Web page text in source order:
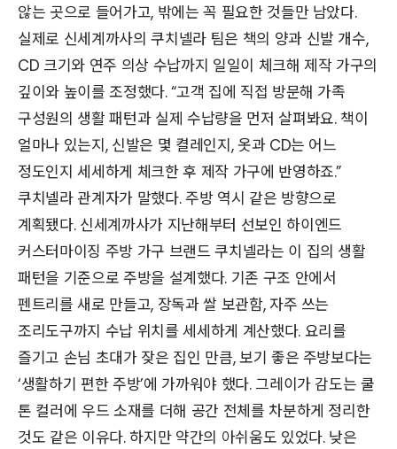
않는 곳으로 들어가고, 밖에는 꼭 필요한 것들만 남았다.
실제로 신세계까사의 쿠치넬라 팀은 책의 양과 신발 개수,
CD 크기와 연주 의상 수납까지 일일이 체크해 제작 가구의
깊이와 높이를 조정했다. “고객 집에 직접 방문해 가족
구성원의 생활 패턴과 실제 수납량을 먼저 살펴봐요. 책이
얼마나 있는지, 신발은 몇 켤레인지, 옷과 CD는 어느
정도인지 세세하게 체크한 후 제작 가구에 반영하죠.”
쿠치넬라 관계자가 말했다. 주방 역시 같은 방향으로
계획됐다. 신세계까사가 지난해부터 선보인 하이엔드
커스터마이징 주방 가구 브랜드 쿠치넬라는 이 집의 생활
패턴을 기준으로 주방을 설계했다. 기존 구조 안에서
펜트리를 새로 만들고, 장독과 쌀 보관함, 자주 쓰는
조리도구까지 수납 위치를 세세하게 계산했다. 요리를
즐기고 손님 초대가 잦은 집인 만큼, 보기 좋은 주방보다는
‘생활하기 편한 주방’에 가까워야 했다. 그레이가 감도는 쿨
톤 컬러에 우드 소재를 더해 공간 전체를 차분하게 정리한
것도 같은 이유다. 하지만 약간의 아쉬움도 있었다. 낮은